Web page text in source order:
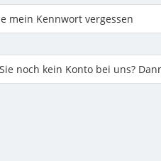
mein Kennwort vergessen
noch kein Konto bei uns?